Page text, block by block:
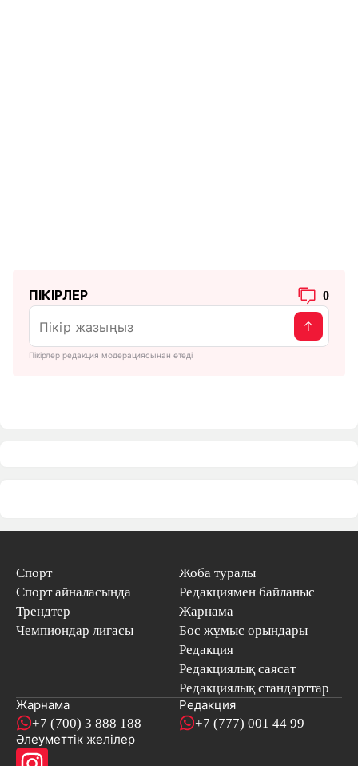
ПІКІРЛЕР 0
Пікірлер редакция модерациясынан өтеді
Спорт
Спорт айналасында
Трендтер
Чемпиондар лигасы
Жоба туралы
Редакциямен байланыс
Жарнама
Бос жұмыс орындары
Редакция
Редакциялық саясат
Редакциялық стандарттар
Жарнама
+7 (700) 3 888 188
Редакция
+7 (777) 001 44 99
Әлеуметтік желілер